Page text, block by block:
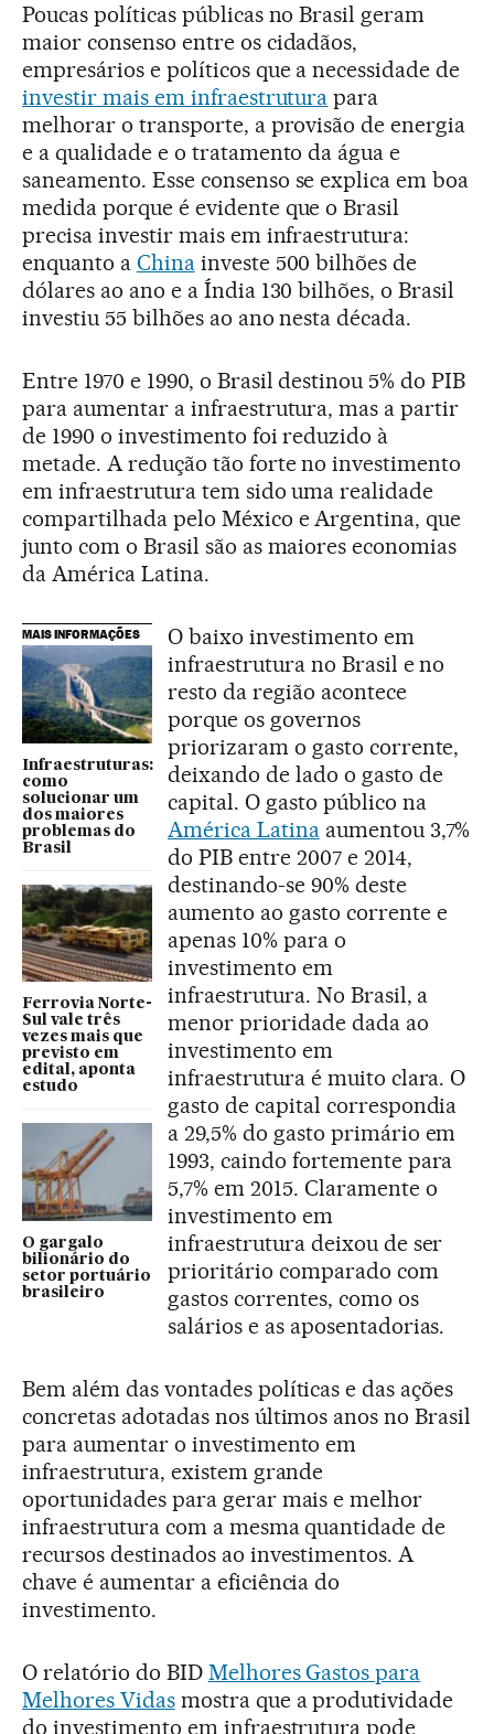
Poucas políticas públicas no Brasil geram
maior consenso entre os cidadãos,
empresários e políticos que a necessidade de
investir mais em infraestrutura para
melhorar o transporte, a provisão de energia
e a qualidade e o tratamento da água e
saneamento. Esse consenso se explica em boa
medida porque é evidente que o Brasil
precisa investir mais em infraestrutura:
enquanto a Chinainveste 500 bilhões de
dólares ao ano e a Índia 130 bilhões, o Brasil
investiu 55 bilhões ao ano nesta década.
Entre 1970 e 1990, o Brasil destinou 5% do PIB
para aumentar a infraestrutura, mas a partir
de 1990 o investimento foi reduzido à
metade. A redução tão forte no investimento
em infraestrutura tem sido uma realidade
compartilhada pelo México e Argentina, que
junto com o Brasil são as maiores economias
da América Latina.
MAIS INFORMAÇÕES
Infraestruturas:
como
solucionar um
dos maiores
problemas do
Brasil
Ferrovia Norte-
Sul vale três
vezes mais que
previsto em
edital, aponta
estudo
O gargalo
bilionário do
setor portuário
brasileiro
O baixo investimento em
infraestrutura no Brasil e no
resto da região acontece
porque os governos
priorizaram o gasto corrente,
deixando de lado o gasto de
capital. O gasto público na
América Latinaaumentou 3,7%
do PIB entre 2007 e 2014,
destinando-se 90% deste
aumento ao gasto corrente e
apenas 10% para o
investimento em
infraestrutura. No Brasil, a
menor prioridade dada ao
investimento em
infraestrutura é muito clara. O
gasto de capital correspondia
a 29,5% do gasto primário em
1993, caindo fortemente para
5,7% em 2015. Claramente o
investimento em
infraestrutura deixou de ser
prioritário comparado com
gastos correntes, como os
salários e as aposentadorias.
Bem além das vontades políticas e das ações
concretas adotadas nos últimos anos no Brasil
para aumentar o investimento em
infraestrutura, existem grande
oportunidades para gerar mais e melhor
infraestrutura com a mesma quantidade de
recursos destinados ao investimentos. A
chave é aumentar a eficiência do
investimento.
O relatório do BID Melhores Gastos para
Melhores Vidasmostra que a produtividade
do investimento em infraestrutura pode